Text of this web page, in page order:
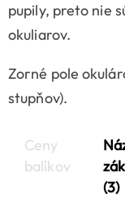
pupily, preto nie
okuliarov.
Zorné pole
stupňov).
Ceny
balíkov
(3)